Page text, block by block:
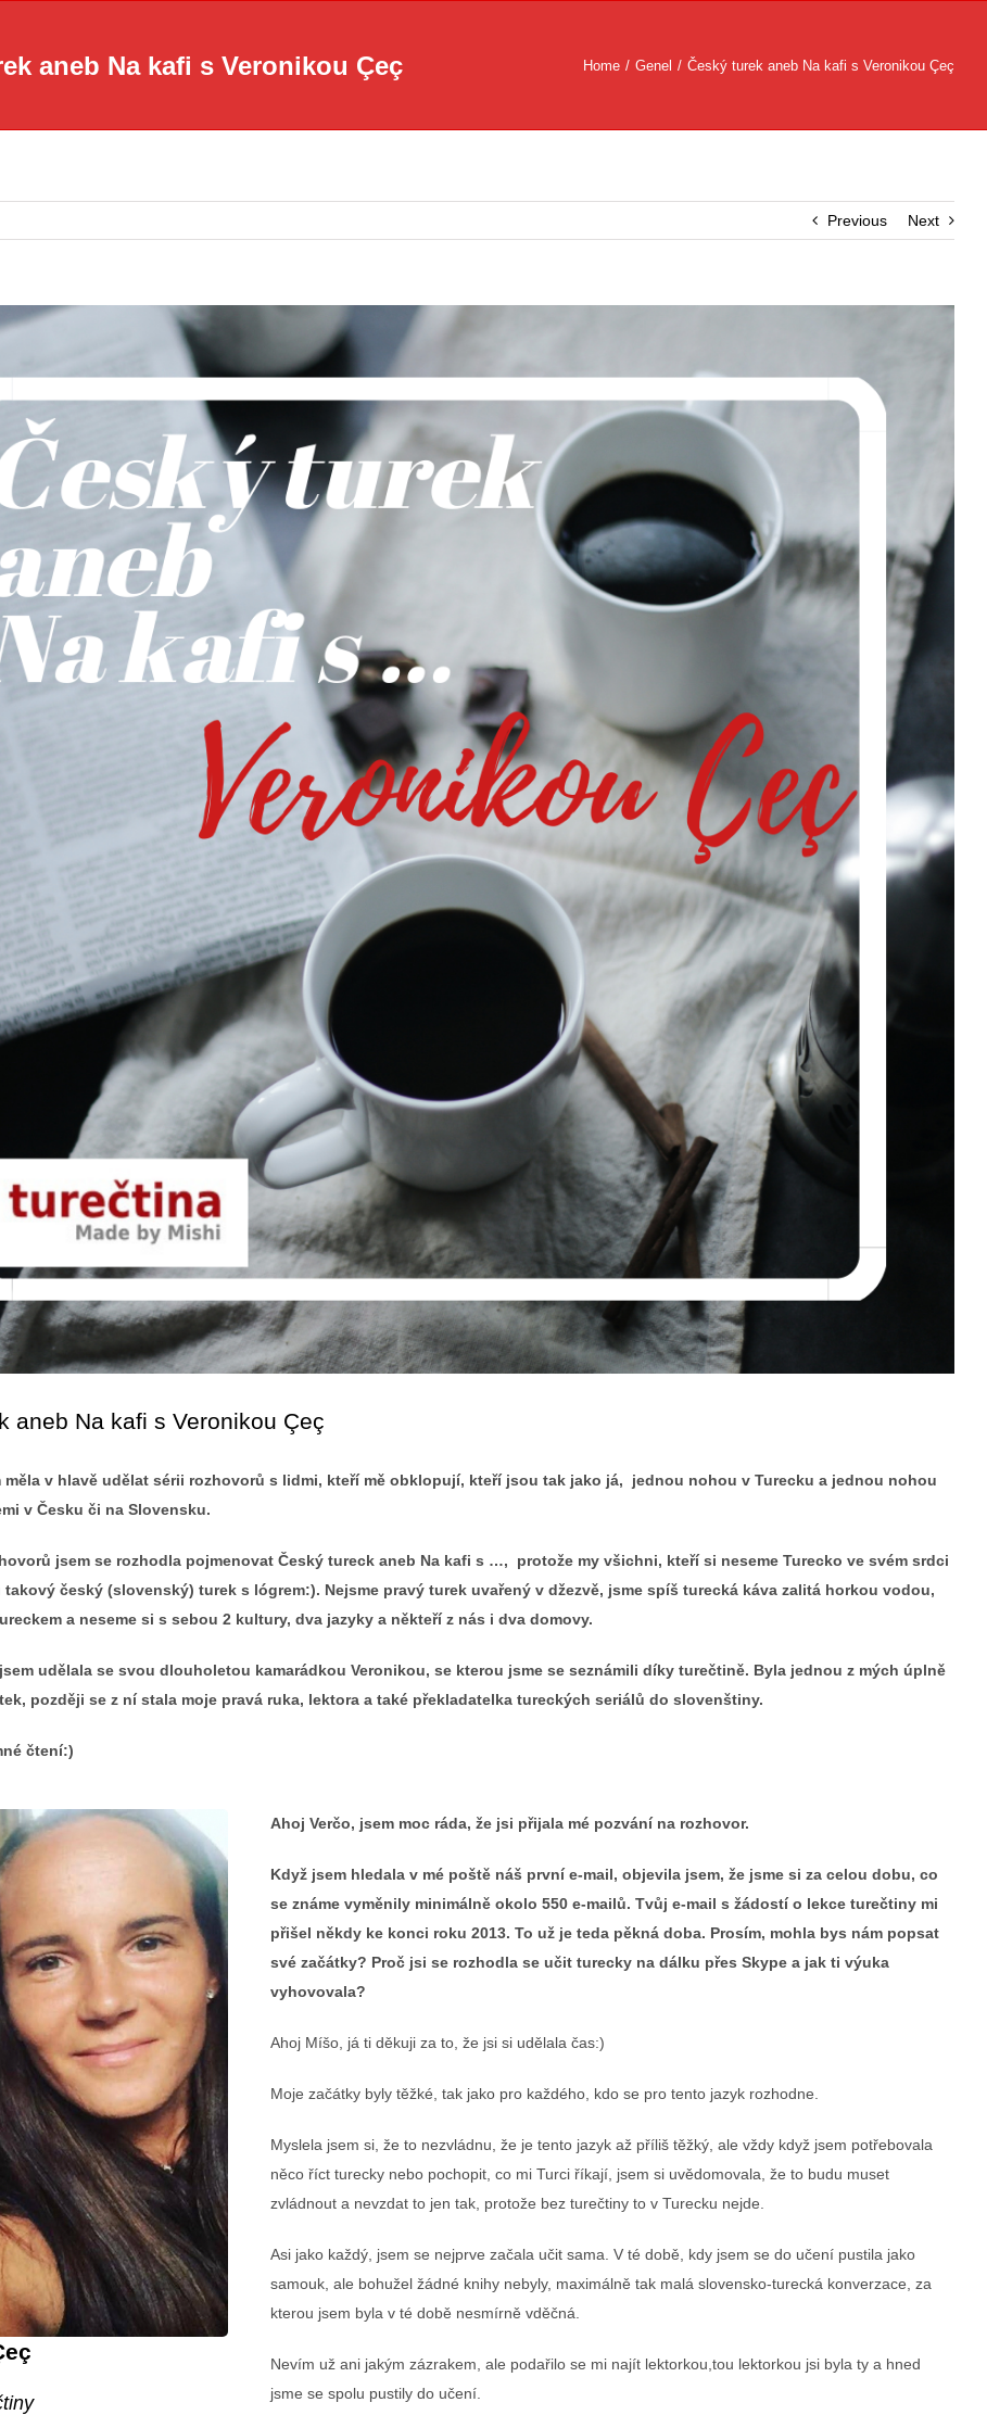
aneb Na kafi s Veronikou Çeç Home / Genel / Český turek aneb Na kafi s Veronikou Çeç
Previous Next
aneb Na kafi s Veronikou Çeç
měla v hlavě udělat sérii rozhovorů s lidmi, kteří mě obklopují, kteří jsou tak jako já, jednou nohou v Turecku a jednou nohou
v Česku či na Slovensku.
jsem se rozhodla pojmenovat Český tureck aneb Na kafi s …, protože my všichni, kteří si neseme Turecko ve svém srdci
takový český (slovenský) turek s lógrem:). Nejsme pravý turek uvařený v džezvě, jsme spíš turecká káva zalitá horkou vodou,
a neseme si s sebou 2 kultury, dva jazyky a někteří z nás i dva domovy.
udělala se svou dlouholetou kamarádkou Veronikou, se kterou jsme se seznámili díky turečtině. Byla jednou z mých úplně
později se z ní stala moje pravá ruka, lektora a také překladatelka tureckých seriálů do slovenštiny.
čtení:)
Ahoj Verčo, jsem moc ráda, že jsi přijala mé pozvání na rozhovor.
Když jsem hledala v mé poště náš první e-mail, objevila jsem, že jsme si za celou dobu, co
se známe vyměnily minimálně okolo 550 e-mailů. Tvůj e-mail s žádostí o lekce turečtiny mi
přišel někdy ke konci roku 2013. To už je teda pěkná doba. Prosím, mohla bys nám popsat
své začátky? Proč jsi se rozhodla se učit turecky na dálku přes Skype a jak ti výuka
vyhovovala?
Ahoj Míšo, já ti děkuji za to, že jsi si udělala čas:)
Moje začátky byly těžké, tak jako pro každého, kdo se pro tento jazyk rozhodne.
Myslela jsem si, že to nezvládnu, že je tento jazyk až příliš těžký, ale vždy když jsem potřebovala
něco říct turecky nebo pochopit, co mi Turci říkají, jsem si uvědomovala, že to budu muset
zvládnout a nevzdat to jen tak, protože bez turečtiny to v Turecku nejde.
Asi jako každý, jsem se nejprve začala učit sama. V té době, kdy jsem se do učení pustila jako
samouk, ale bohužel žádné knihy nebyly, maximálně tak malá slovensko-turecká konverzace, za
kterou jsem byla v té době nesmírně vděčná.
Nevím už ani jakým zázrakem, ale podařilo se mi najít lektorkou,tou lektorkou jsi byla ty a hned
jsme se spolu pustily do učení.